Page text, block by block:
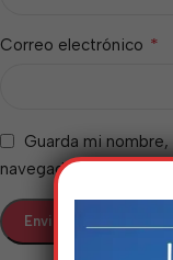
Correo electrónico *
Guarda mi
navegador para la